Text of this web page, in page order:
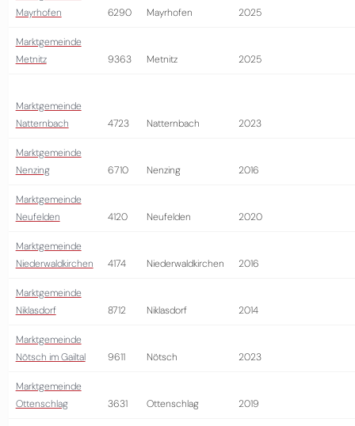
Mayrhofen
6290 Mayrhofen 2025
Marktgemeinde
Metnitz
9363 Metnitz 2025
Marktgemeinde
Natternbach
4723 Natternbach 2023
Marktgemeinde
Nenzing
6710 Nenzing 2016
Marktgemeinde
Neufelden
4120 Neufelden 2020
Marktgemeinde
Niederwaldkirchen
4174 Niederwaldkirchen 2016
Marktgemeinde
Niklasdorf
8712 Niklasdorf 2014
Marktgemeinde
Nötsch im Gailtal
9611 Nötsch 2023
Marktgemeinde
Ottenschlag
3631 Ottenschlag 2019